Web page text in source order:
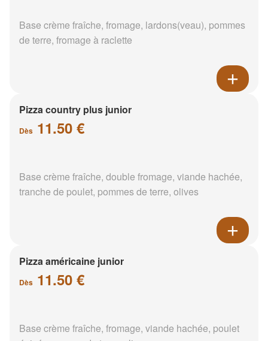
Base crème fraîche, fromage, lardons(veau), pommes
de terre, fromage à raclette
Pizza country plus junior
Dès 11.50 €
Base crème fraîche, double fromage, viande hachée,
tranche de poulet, pommes de terre, olives
Pizza américaine junior
Dès 11.50 €
Base crème fraîche, fromage, viande hachée, poulet